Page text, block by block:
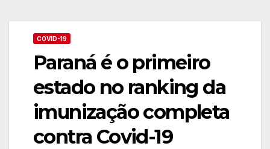
COVID-19
Paraná é o primeiro
estado no ranking da
imunização completa
contra Covid-19